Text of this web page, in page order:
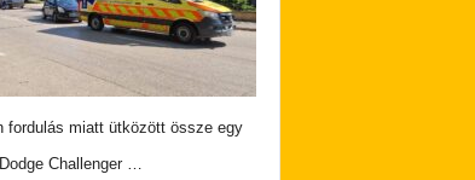
fordulás miatt ütközött össze egy
Challenger …